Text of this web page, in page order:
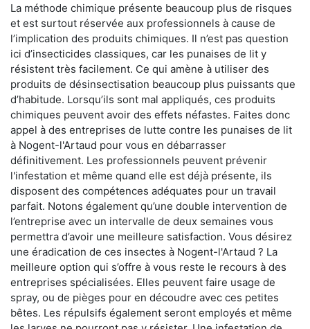
La méthode chimique présente beaucoup plus de risques
et est surtout réservée aux professionnels à cause de
l’implication des produits chimiques. Il n’est pas question
ici d’insecticides classiques, car les punaises de lit y
résistent très facilement. Ce qui amène à utiliser des
produits de désinsectisation beaucoup plus puissants que
d’habitude. Lorsqu’ils sont mal appliqués, ces produits
chimiques peuvent avoir des effets néfastes. Faites donc
appel à des entreprises de lutte contre les punaises de lit
à Nogent-l'Artaud pour vous en débarrasser
définitivement. Les professionnels peuvent prévenir
l'infestation et même quand elle est déjà présente, ils
disposent des compétences adéquates pour un travail
parfait. Notons également qu’une double intervention de
l’entreprise avec un intervalle de deux semaines vous
permettra d’avoir une meilleure satisfaction. Vous désirez
une éradication de ces insectes à Nogent-l'Artaud ? La
meilleure option qui s’offre à vous reste le recours à des
entreprises spécialisées. Elles peuvent faire usage de
spray, ou de pièges pour en découdre avec ces petites
bêtes. Les répulsifs également seront employés et même